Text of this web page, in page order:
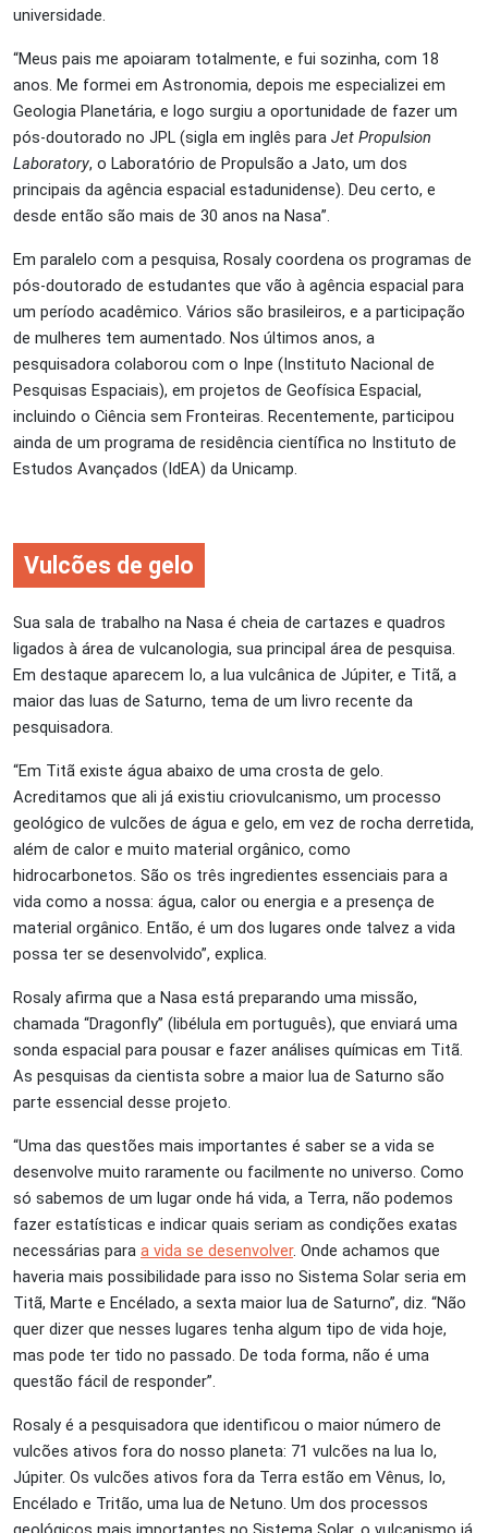
universidade.
“Meus pais me apoiaram totalmente, e fui sozinha, com 18
anos. Me formei em Astronomia, depois me especializei em
Geologia Planetária, e logo surgiu a oportunidade de fazer um
pós-doutorado no JPL (sigla em inglês para Jet Propulsion
Laboratory, o Laboratório de Propulsão a Jato, um dos
principais da agência espacial estadunidense). Deu certo, e
desde então são mais de 30 anos na Nasa”.
Em paralelo com a pesquisa, Rosaly coordena os programas de
pós-doutorado de estudantes que vão à agência espacial para
um período acadêmico. Vários são brasileiros, e a participação
de mulheres tem aumentado. Nos últimos anos, a
pesquisadora colaborou com o Inpe (Instituto Nacional de
Pesquisas Espaciais), em projetos de Geofísica Espacial,
incluindo o Ciência sem Fronteiras. Recentemente, participou
ainda de um programa de residência científica no Instituto de
Estudos Avançados (IdEA) da Unicamp.
Vulcões de gelo
Sua sala de trabalho na Nasa é cheia de cartazes e quadros
ligados à área de vulcanologia, sua principal área de pesquisa.
Em destaque aparecem Io, a lua vulcânica de Júpiter, e Titã, a
maior das luas de Saturno, tema de um livro recente da
pesquisadora.
“Em Titã existe água abaixo de uma crosta de gelo.
Acreditamos que ali já existiu criovulcanismo, um processo
geológico de vulcões de água e gelo, em vez de rocha derretida,
além de calor e muito material orgânico, como
hidrocarbonetos. São os três ingredientes essenciais para a
vida como a nossa: água, calor ou energia e a presença de
material orgânico. Então, é um dos lugares onde talvez a vida
possa ter se desenvolvido”, explica.
Rosaly afirma que a Nasa está preparando uma missão,
chamada “Dragonfly” (libélula em português), que enviará uma
sonda espacial para pousar e fazer análises químicas em Titã.
As pesquisas da cientista sobre a maior lua de Saturno são
parte essencial desse projeto.
“Uma das questões mais importantes é saber se a vida se
desenvolve muito raramente ou facilmente no universo. Como
só sabemos de um lugar onde há vida, a Terra, não podemos
fazer estatísticas e indicar quais seriam as condições exatas
necessárias para a vida se desenvolver. Onde achamos que
haveria mais possibilidade para isso no Sistema Solar seria em
Titã, Marte e Encélado, a sexta maior lua de Saturno”, diz. “Não
quer dizer que nesses lugares tenha algum tipo de vida hoje,
mas pode ter tido no passado. De toda forma, não é uma
questão fácil de responder”.
Rosaly é a pesquisadora que identificou o maior número de
vulcões ativos fora do nosso planeta: 71 vulcões na lua Io,
Júpiter. Os vulcões ativos fora da Terra estão em Vênus, Io,
Encélado e Tritão, uma lua de Netuno. Um dos processos